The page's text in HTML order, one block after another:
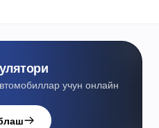
учун онлайн